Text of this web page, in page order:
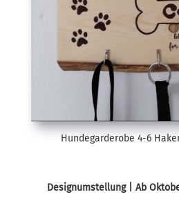
Hundegarderobe 4-6
Designumstellung | Ab